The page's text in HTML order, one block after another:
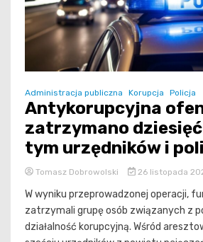
Administracja publiczna Korupcja Policja
Antykorupcyjna
zatrzymano
tym urzędników i
Tomasz Dobrowolski 26 listopada
W wyniku przeprowadzonej operacji,
zatrzymali grupę osób związanych z
działalność korupcyjną. Wśród